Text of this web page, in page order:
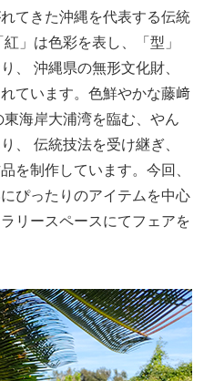
next
てきた沖縄を代表する伝統
」は色彩を表し、「型」
、 沖縄県の無形文化財、
ています。色鮮やかな藤﨑
海岸大浦湾を臨む、やん
、 伝統技法を受け継ぎ、
を制作しています。今回、
ぴったりのアイテムを中心
リースペースにてフェアを